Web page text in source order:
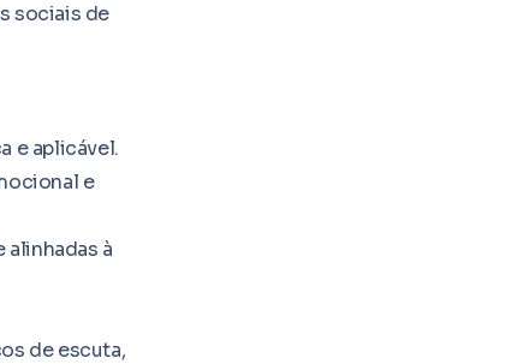
sociais de
e aplicável.
e
à
de escuta,